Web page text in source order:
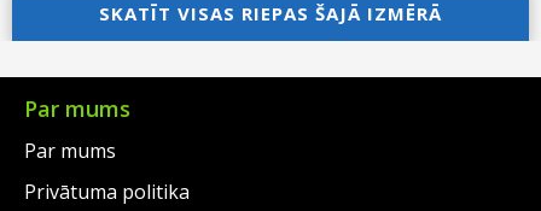
was:
€148.00.
price
is:
€109.00.
was:
€159.00.
price
is:
SKATĪT VISAS RIEPAS ŠAJĀ IZMĒRĀ
Par mums
Par mums
Privātuma politika